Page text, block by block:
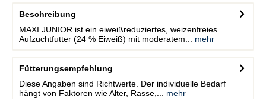
Beschreibung
MAXI JUNIOR ist ein eiweißreduziertes, weizenfreies
Aufzuchtfutter (24 % Eiweiß) mit moderatem...
mehr
Fütterungsempfehlung
Diese Angaben sind Richtwerte. Der individuelle Bedarf
hängt von Faktoren wie Alter, Rasse,...
mehr